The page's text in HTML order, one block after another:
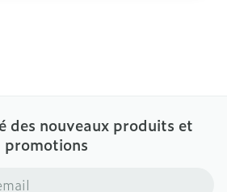
des nouveaux produits et
promotions